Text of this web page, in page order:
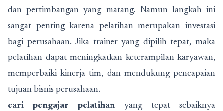
dan pertimbangan yang matang. Namun langkah ini
sangat penting karena pelatihan merupakan investasi
bagi perusahaan. Jika trainer yang dipilih tepat, maka
pelatihan dapat meningkatkan keterampilan karyawan,
memperbaiki kinerja tim, dan mendukung pencapaian
tujuan bisnis perusahaan.
cari pengajar pelatihan yang tepat sebaiknya